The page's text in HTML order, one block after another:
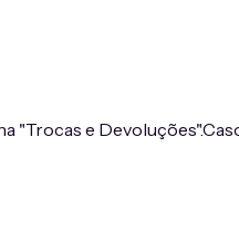
"Trocas e